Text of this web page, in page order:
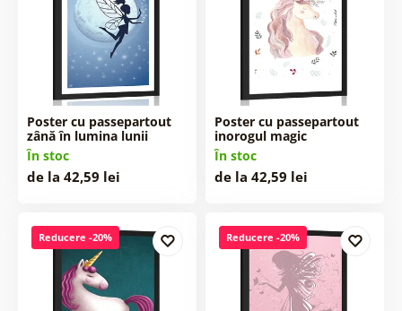
Poster cu passepartout
zână în lumina lunii
În stoc
de la 42,59 lei
Poster cu passepartout
inorogul magic
În stoc
de la 42,59 lei
Reducere -20% Reducere -20%